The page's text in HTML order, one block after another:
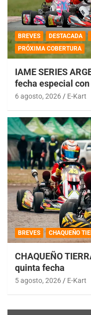
BREVES DESTACADA
PRÓXIMA COBERTURA
IAME SERIES
fecha especial
6 agosto, 2026 E-Kart
BREVES CHAQUEÑO
CHAQUEÑO
quinta fecha
5 agosto, 2026 E-Kart